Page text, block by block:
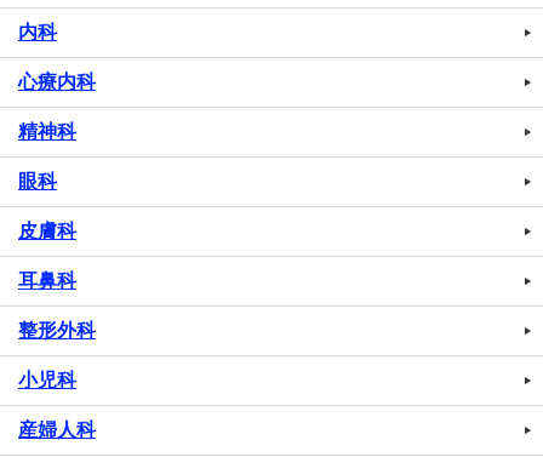
内科
心療内科
精神科
眼科
皮膚科
耳鼻科
整形外科
小児科
産婦人科